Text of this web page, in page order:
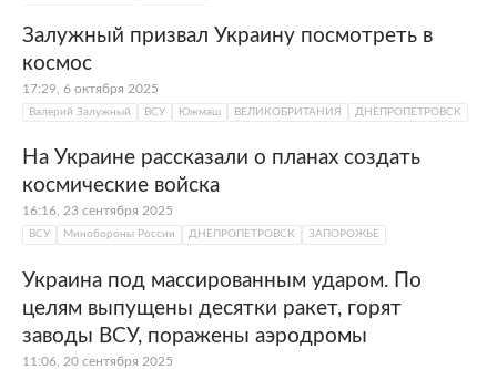
Залужный призвал Украину посмотреть в
космос
17:29, 6 октября 2025
Валерий Залужный ВСУ Южмаш ВЕЛИКОБРИТАНИЯ ДНЕПРОПЕТРОВСК
На Украине рассказали о планах создать
космические войска
16:16, 23 сентября 2025
ВСУ Минобороны России ДНЕПРОПЕТРОВСК ЗАПОРОЖЬЕ
Украина под массированным ударом. По
целям выпущены десятки ракет, горят
заводы ВСУ, поражены аэродромы
11:06, 20 сентября 2025